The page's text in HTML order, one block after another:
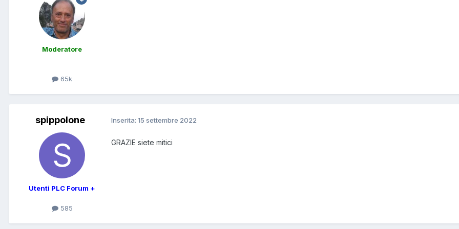
Moderatore
65k
spippolone
Utenti PLC Forum +
585
Inserita: 15 settembre 2022
GRAZIE siete mitici